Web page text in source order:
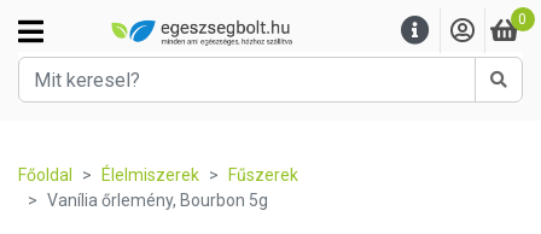
0
Főoldal Élelmiszerek
Fűszerek
Vanília őrlemény, Bourbon 5g